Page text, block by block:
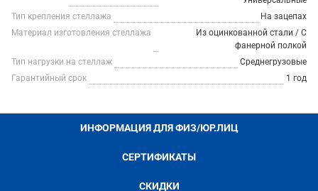
Тип крепления стеллажа
На зацепах
Материал изготовления стеллажа
Из оцинкованной стали / С
фанерной полкой
Тип нагрузки на стеллаж
Среднегрузовые
Гарантийный срок
1 год
ИНФОРМАЦИЯ ДЛЯ ФИЗ/ЮР.ЛИЦ
СЕРТИФИКАТЫ
СКИДКИ